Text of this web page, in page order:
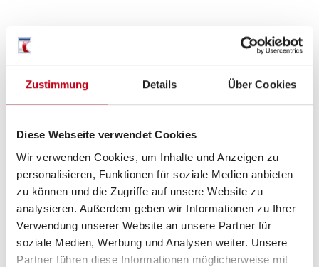
Zustimmung Details Über Cookies
Diese Webseite verwendet Cookies
Wir verwenden Cookies, um Inhalte und Anzeigen zu
personalisieren, Funktionen für soziale Medien anbieten
zu können und die Zugriffe auf unsere Website zu
analysieren. Außerdem geben wir Informationen zu Ihrer
Verwendung unserer Website an unsere Partner für
soziale Medien, Werbung und Analysen weiter. Unsere
Partner führen diese Informationen möglicherweise mit
Sanitär
Außendusche
WC
Multimedia
Internetrouter
TV
Rückfahrkamera